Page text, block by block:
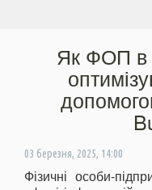
Як ФОП в
03 березня, 2025, 14:00
Фізичні особи-